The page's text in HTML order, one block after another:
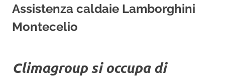
Assistenza caldaie Lamborghini
Montecelio
Climagroup si occupa di